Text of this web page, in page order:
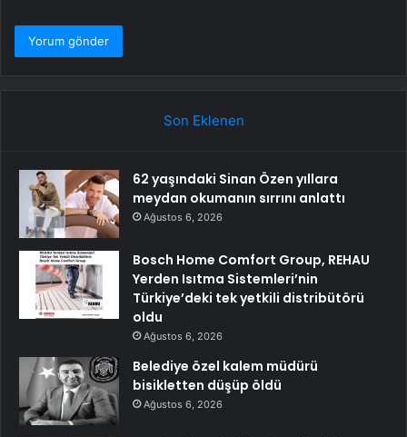
Son Eklenen
62 yaşındaki Sinan Özen yıllara
meydan okumanın sırrını anlattı
Ağustos 6, 2026
Bosch Home Comfort Group, REHAU
Yerden Isıtma Sistemleri’nin
Türkiye’deki tek yetkili distribütörü
oldu
Ağustos 6, 2026
Belediye özel kalem müdürü
bisikletten düşüp öldü
Ağustos 6, 2026